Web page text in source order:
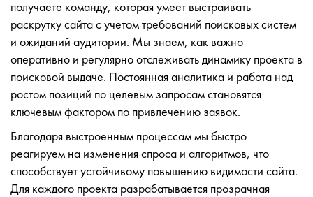
получаете команду, которая умеет выстраивать
раскрутку сайта с учетом требований поисковых систем
и ожиданий аудитории. Мы знаем, как важно
оперативно и регулярно отслеживать динамику проекта в
поисковой выдаче. Постоянная аналитика и работа над
ростом позиций по целевым запросам становятся
ключевым фактором по привлечению заявок.
Благодаря выстроенным процессам мы быстро
реагируем на изменения спроса и алгоритмов, что
способствует устойчивому повышению видимости сайта.
Для каждого проекта разрабатывается прозрачная